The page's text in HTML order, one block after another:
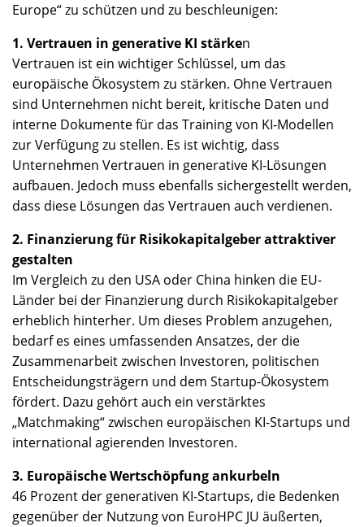
Europe“ zu schützen und zu beschleunigen:
1. Vertrauen in generative KI stärken
Vertrauen ist ein wichtiger Schlüssel, um das
europäische Ökosystem zu stärken. Ohne Vertrauen
sind Unternehmen nicht bereit, kritische Daten und
interne Dokumente für das Training von KI-Modellen
zur Verfügung zu stellen. Es ist wichtig, dass
Unternehmen Vertrauen in generative KI-Lösungen
aufbauen. Jedoch muss ebenfalls sichergestellt werden,
dass diese Lösungen das Vertrauen auch verdienen.
2. Finanzierung für Risikokapitalgeber attraktiver
gestalten
Im Vergleich zu den USA oder China hinken die EU-
Länder bei der Finanzierung durch Risikokapitalgeber
erheblich hinterher. Um dieses Problem anzugehen,
bedarf es eines umfassenden Ansatzes, der die
Zusammenarbeit zwischen Investoren, politischen
Entscheidungsträgern und dem Startup-Ökosystem
fördert. Dazu gehört auch ein verstärktes
„Matchmaking“ zwischen europäischen KI-Startups und
international agierenden Investoren.
3. Europäische Wertschöpfung ankurbeln
46 Prozent der generativen KI-Startups, die Bedenken
gegenüber der Nutzung von EuroHPC JU äußerten,